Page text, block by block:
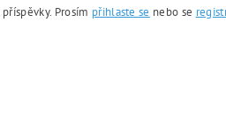
Prosím přihlaste se nebo se